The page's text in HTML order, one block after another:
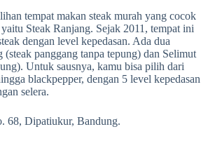
tempat makan steak murah yang cocok
Steak Ranjang. Sejak 2011, tempat ini
dengan level kepedasan. Ada dua
(steak panggang tanpa tepung) dan Selimut
Untuk sausnya, kamu bisa pilih dari
blackpepper, dengan 5 level kepedasan
selera.
68, Dipatiukur, Bandung.